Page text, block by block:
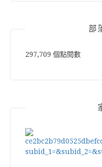
部
297,709 個點閱數